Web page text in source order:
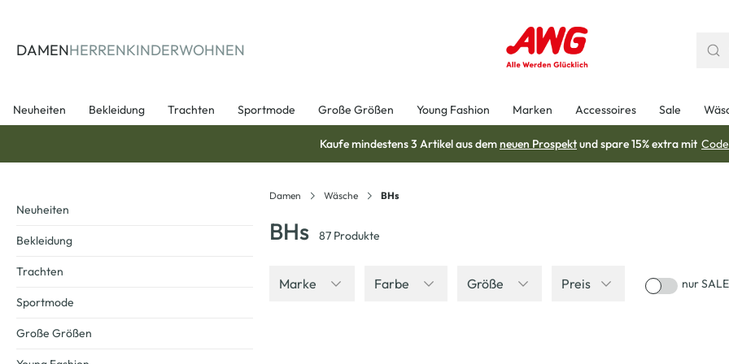
DAMENHERRENKINDERWOHNEN
Neuheiten Bekleidung Trachten Sportmode Große Größen Young Fashion Marken Accessoires Sale
Kaufe mindestens 3 Artikel aus demneuen Prospektund spare 15% extra mit
Damen Wäsche BHs
BHs 87 Produkte
Marke Farbe Größe Preis nur
Neuheiten
Bekleidung
Trachten
Sportmode
Große Größen